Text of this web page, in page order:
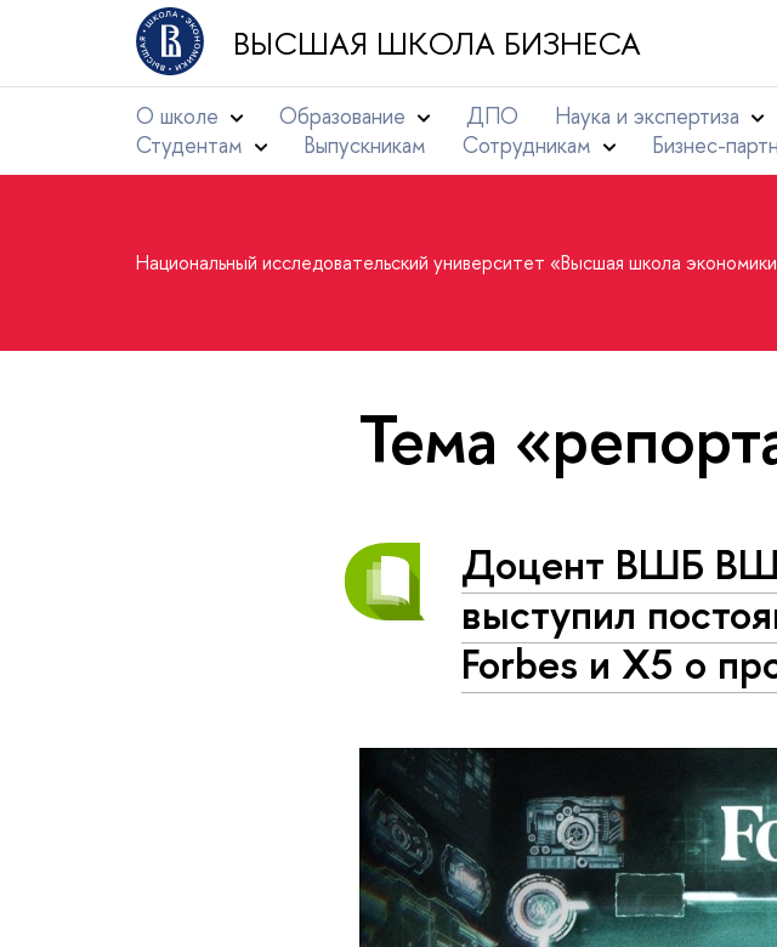
ВЫСШАЯ ШКОЛА БИЗНЕСА
О школе Образование ДПО Наука и экспертиза
Студентам
Выпускникам Сотрудникам Бизнес-
Национальный исследовательский университет «Высшая школа
Тема
Доцент ВШБ
выступил
Forbes и X5 о